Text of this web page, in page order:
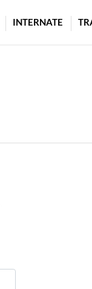
INTERNATE